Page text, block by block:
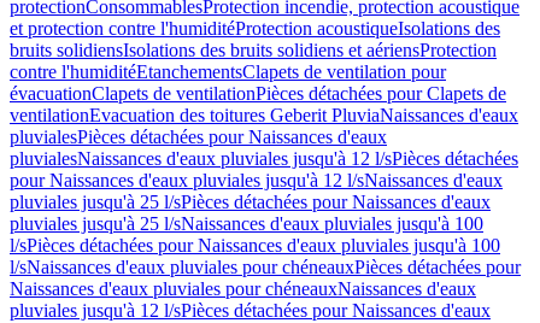
protectionConsommablesProtection incendie, protection acoustique
et protection contre l'humiditéProtection acoustiqueIsolations des
bruits solidiensIsolations des bruits solidiens et aériensProtection
contre l'humiditéEtanchementsClapets de ventilation pour
évacuationClapets de ventilationPièces détachées pour Clapets de
ventilationEvacuation des toitures Geberit PluviaNaissances d'eaux
pluvialesPièces détachées pour Naissances d'eaux
pluvialesNaissances d'eaux pluviales jusqu'à 12 l/sPièces détachées
pour Naissances d'eaux pluviales jusqu'à 12 l/sNaissances d'eaux
pluviales jusqu'à 25 l/sPièces détachées pour Naissances d'eaux
pluviales jusqu'à 25 l/sNaissances d'eaux pluviales jusqu'à 100
l/sPièces détachées pour Naissances d'eaux pluviales jusqu'à 100
l/sNaissances d'eaux pluviales pour chéneauxPièces détachées pour
Naissances d'eaux pluviales pour chéneauxNaissances d'eaux
pluviales jusqu'à 12 l/sPièces détachées pour Naissances d'eaux